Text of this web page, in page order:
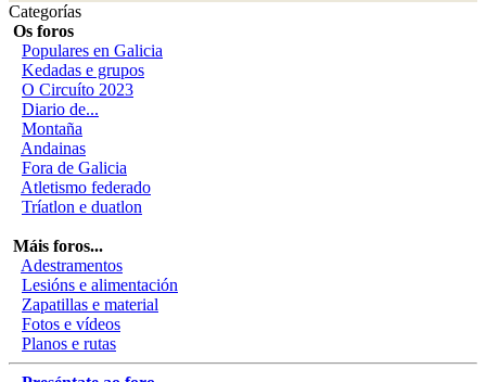
Categorías
Os foros
Populares en Galicia
Kedadas e grupos
O Circuíto 2023
Diario de...
Montaña
Andainas
Fora de Galicia
Atletismo federado
Tríatlon e duatlon
Máis foros...
Adestramentos
Lesións e alimentación
Zapatillas e material
Fotos e vídeos
Planos e rutas